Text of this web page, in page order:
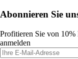
Abonnieren Sie
Profitieren Sie von 10%
anmelden